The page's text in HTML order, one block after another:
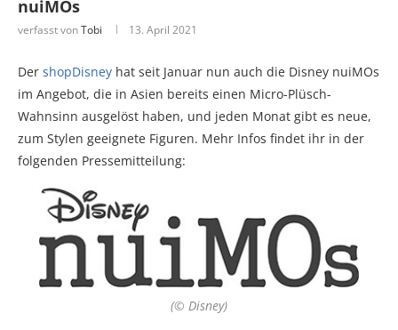
nuiMOs
verfasst vonTobi 13. April 2021
Der shopDisney hat seit Januar nun auch die Disney nuiMOs
im Angebot, die in Asien bereits einen Micro-Plüsch-
Wahnsinn ausgelöst haben, und jeden Monat gibt es neue,
zum Stylen geeignete Figuren. Mehr Infos findet ihr in der
folgenden Pressemitteilung:
(© Disney)